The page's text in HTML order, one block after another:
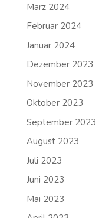
März 2024
Februar 2024
Januar 2024
Dezember 2023
November 2023
Oktober 2023
September 2023
August 2023
Juli 2023
Juni 2023
Mai 2023